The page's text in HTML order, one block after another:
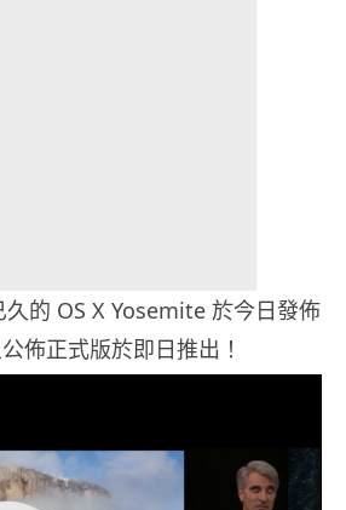
的 OS X Yosemite 於今日發佈
佈正式版於即日推出！